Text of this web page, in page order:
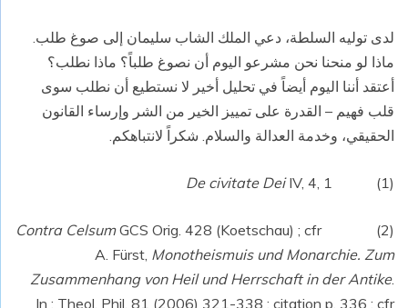
لدى توليه السلطة، دعي الملك الشاب سليمان إلى صوغ طلب.
ماذا لو منحنا نحن مشرعو اليوم أن نصوغ طلباً؟ ماذا نطلب؟
أعتقد أننا اليوم أيضاً في تحليل أخير لا نستطيع أن نطلب سوى
قلب فهيم – القدرة على تمييز الخير من الشر وإرساء القانون
الحقيقي، وخدمة العدالة والسلام. شكراً لانتباهكم.
(1)
De civitate DeiIV, 4, 1
(2)
Contra CelsumGCS Orig. 428 (Koetschau) ; cfr
A. Fürst, Monotheismuis und Monarchie. Zum
Zusammenhang von Heil und Herrschaft in der Antike.
In : Theol. Phil. 81 (2006) 321-338 ; citation p. 336 ; cfr